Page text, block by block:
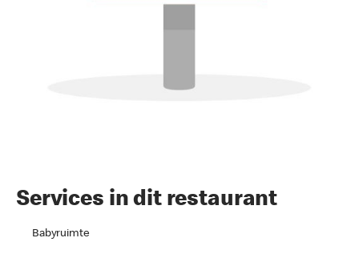
Services in dit restaurant
Babyruimte